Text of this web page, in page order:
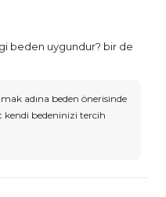
beden uygundur? bir de
adına beden önerisinde
bedeninizi tercih